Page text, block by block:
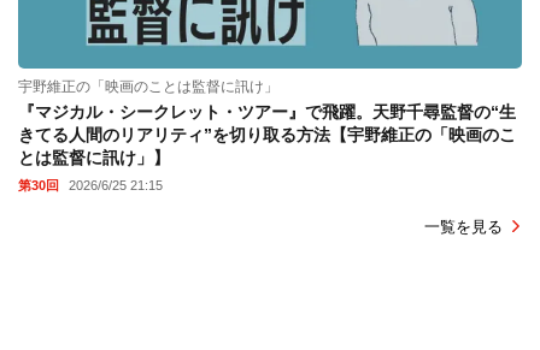
宇野維正の「映画のことは監督に訊け」
『マジカル・シークレット・ツアー』で飛躍。天野千尋監督の“生
きてる人間のリアリティ”を切り取る方法【宇野維正の「映画のこ
とは監督に訊け」】
第30回 2026/6/25 21:15
一覧を見る